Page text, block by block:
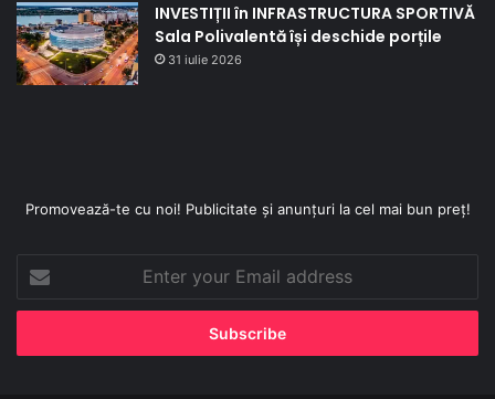
INVESTIȚII în INFRASTRUCTURA SPORTIVĂ
Sala Polivalentă își deschide porțile
31 iulie 2026
Promovează-te cu noi! Publicitate și anunțuri la cel mai bun preț!
your
Email